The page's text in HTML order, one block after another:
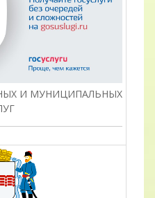
И МУНИЦИПАЛЬНЫХ